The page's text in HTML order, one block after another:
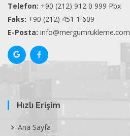
Telefon: +90 (212) 912 0 999 Pbx
Faks: +90 (212) 451 1 609
E-Posta: info@mergumrukleme.com
Hızlı Erişim
Ana Sayfa